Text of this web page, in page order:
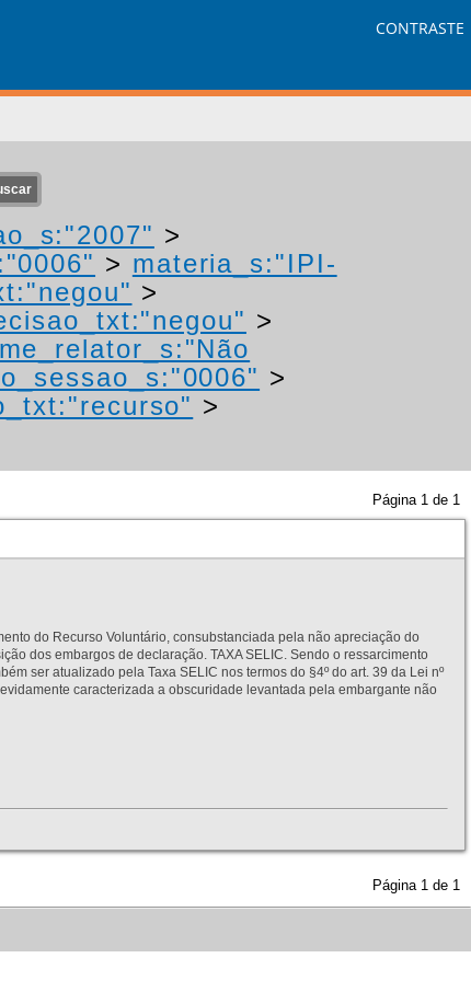
CONTRASTE
>
> materia_s:"IPI-
>
>
>
>
Página 1 de 1
do Recurso Voluntário, consubstanciada pela não apreciação do
dos embargos de declaração. TAXA SELIC. Sendo o ressarcimento
ser atualizado pela Taxa SELIC nos termos do §4º do art. 39 da Lei nº
caracterizada a obscuridade levantada pela embargante não
Página 1 de 1